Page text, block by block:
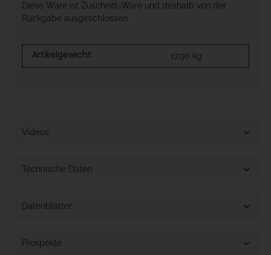
Diese Ware ist Zuschnitt-Ware und deshalb von der
Rückgabe ausgeschlossen
Artikelgewicht: 17,90 kg
Videos
Technische Daten
Datenblätter
Prospekte